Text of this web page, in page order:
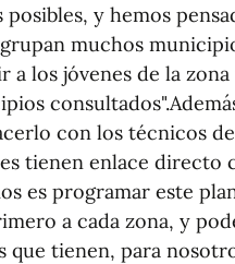
y hemos
muchos
a los jóvenes de la
con los técnicos
tienen enlace directo
es programar este
a cada zona, y
que tienen, para